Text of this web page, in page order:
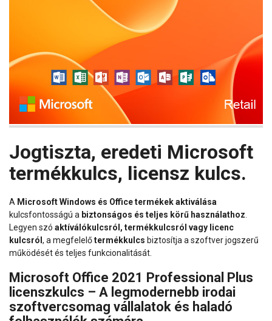
Jogtiszta, eredeti Microsoft
termékkulcs, licensz kulcs.
A Microsoft Windows és Office termékek aktiválása
kulcsfontosságú a biztonságos és teljes körű használathoz
Legyen szó aktíválókulcsról, termékkulcsról vagy licenc
kulcsról , a megfelelőtermékkulcs biztosítja a szoftver jogszerű
működését és teljes funkcionalitását.
Microsoft Office 2021 Professional Plus
licenszkulcs – A legmodernebb irodai
szoftvercsomag vállalatok és haladó